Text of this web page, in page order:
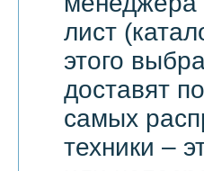
лист
этого
доставят
самых
техники –